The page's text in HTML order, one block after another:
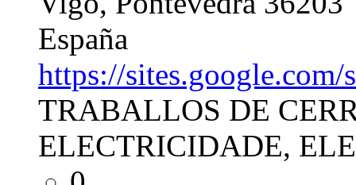
España
https://
TRABALLOS DE
ELECTRICIDADE,